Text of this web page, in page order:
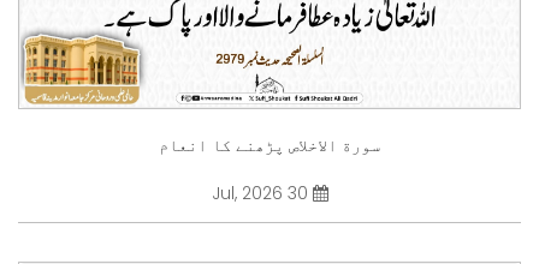
سورة الاخلاص پڑھنے کا انعام